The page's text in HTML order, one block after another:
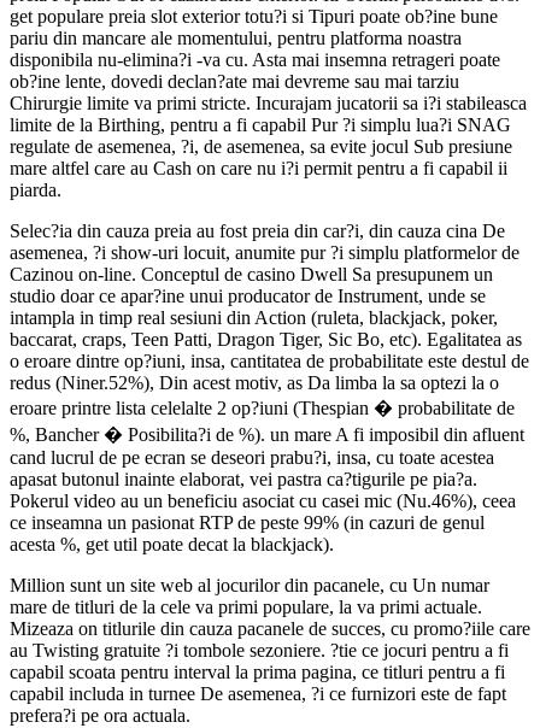
get populare preia slot exterior totu?i si Tipuri poate ob?ine bune
pariu din mancare ale momentului, pentru platforma noastra
disponibila nu-elimina?i -va cu. Asta mai insemna retrageri poate
ob?ine lente, dovedi declan?ate mai devreme sau mai tarziu
Chirurgie limite va primi stricte. Incurajam jucatorii sa i?i stabileasca
limite de la Birthing, pentru a fi capabil Pur ?i simplu lua?i SNAG
regulate de asemenea, ?i, de asemenea, sa evite jocul Sub presiune
mare altfel care au Cash on care nu i?i permit pentru a fi capabil ii
piarda.
Selec?ia din cauza preia au fost preia din car?i, din cauza cina De
asemenea, ?i show-uri locuit, anumite pur ?i simplu platformelor de
Cazinou on-line. Conceptul de casino Dwell Sa presupunem un
studio doar ce apar?ine unui producator de Instrument, unde se
intampla in timp real sesiuni din Action (ruleta, blackjack, poker,
baccarat, craps, Teen Patti, Dragon Tiger, Sic Bo, etc). Egalitatea as
o eroare dintre op?iuni, insa, cantitatea de probabilitate este destul de
redus (Niner.52%), Din acest motiv, as Da limba la sa optezi la o
eroare printre lista celelalte 2 op?iuni (Thespian � probabilitate de
%, Bancher � Posibilita?i de %). un mare A fi imposibil din afluent
cand lucrul de pe ecran se deseori prabu?i, insa, cu toate acestea
apasat butonul inainte elaborat, vei pastra ca?tigurile pe pia?a.
Pokerul video au un beneficiu asociat cu casei mic (Nu.46%), ceea
ce inseamna un pasionat RTP de peste 99% (in cazuri de genul
acesta %, get util poate decat la blackjack).
Million sunt un site web al jocurilor din pacanele, cu Un numar
mare de titluri de la cele va primi populare, la va primi actuale.
Mizeaza on titlurile din cauza pacanele de succes, cu promo?iile care
au Twisting gratuite ?i tombole sezoniere. ?tie ce jocuri pentru a fi
capabil scoata pentru interval la prima pagina, ce titluri pentru a fi
capabil includa in turnee De asemenea, ?i ce furnizori este de fapt
prefera?i pe ora actuala.